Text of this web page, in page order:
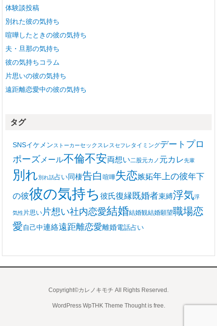
体験談投稿
別れた彼の気持ち
喧嘩したときの彼の気持ち
夫・旦那の気持ち
彼の気持ちコラム
片思いの彼の気持ち
遠距離恋愛中の彼の気持ち
タグ
SNSイケメンストーカーセックスレスセフレタイミングデート プロ
ポーズ メール不倫不安両想い二股元カノ 元カレ先輩
別れ別れ話占い同棲告白 喧嘩失恋嫉妬年上の彼年下
の彼彼の気持ち 彼氏復縁既婚者束縛浮気浮
気性 片思い 片想い社内恋愛結婚結婚観結婚願望職場恋
愛自己中連絡遠距離恋愛離婚電話占い
Copyright©カレノキモチ All Rights Reserved.
WordPress WpTHK Theme Thought is free